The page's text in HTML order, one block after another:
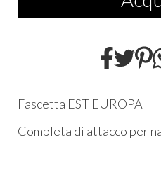
Fascetta EST EUROPA
Completa di attacco per